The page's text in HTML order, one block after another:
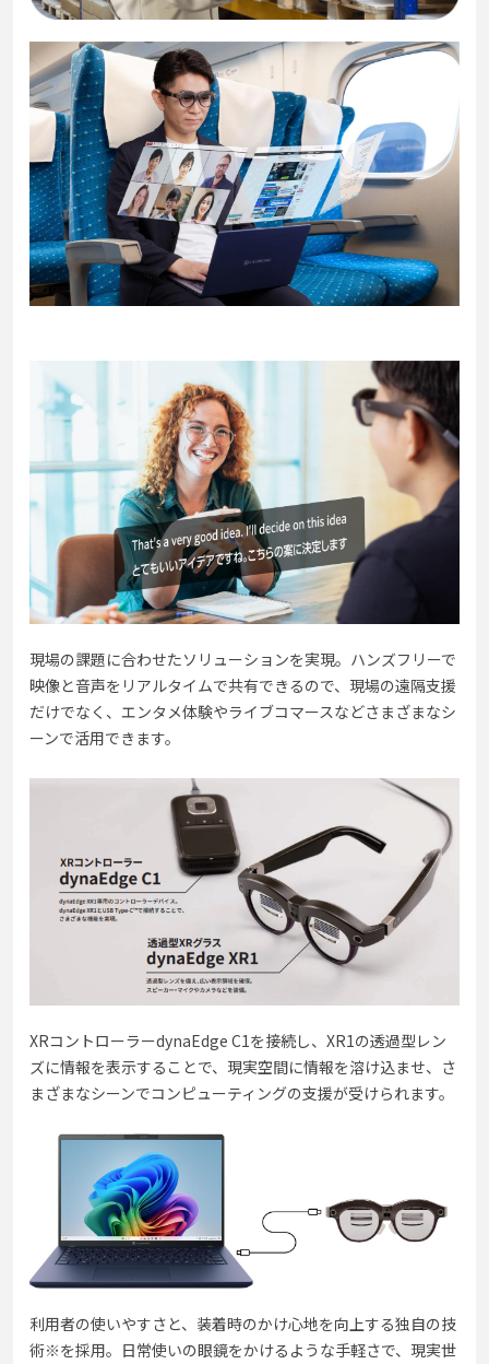
現場の課題に合わせたソリューションを実現。ハンズフリーで
映像と音声をリアルタイムで共有できるので、現場の遠隔支援
だけでなく、エンタメ体験やライブコマースなどさまざまなシ
ーンで活用できます。
XRコントローラーdynaEdge C1を接続し、XR1の透過型レン
ズに情報を表示することで、現実空間に情報を溶け込ませ、さ
まざまなシーンでコンピューティングの支援が受けられます。
利用者の使いやすさと、装着時のかけ心地を向上する独自の技
術※を採用。日常使いの眼鏡をかけるような手軽さで、現実世